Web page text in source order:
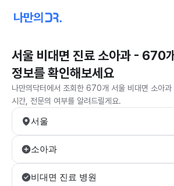
서울 비대면 진료 소아과 - 670
정보를 확인해보세요
나만의닥터에서 조회한 670개 서울 비대면 소아
시간, 전문의 여부를 알려드릴게요.
서울
소아과
비대면 진료 병원